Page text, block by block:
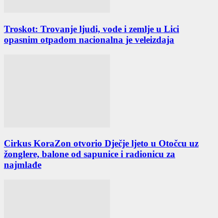
Troskot: Trovanje ljudi, vode i zemlje u Lici
opasnim otpadom nacionalna je veleizdaja
Cirkus KoraZon otvorio Dječje ljeto u Otočcu uz
žonglere, balone od sapunice i radionicu za
najmlađe